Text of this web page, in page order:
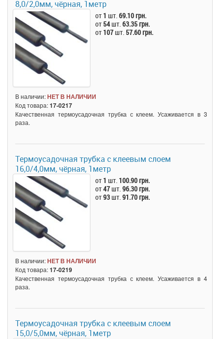
8,0/2,0мм, чёрная, 1метр
от 1 шт.69.10 грн.
от 54шт.63.35 грн.
от 107шт. 57.60 грн.
В наличии:НЕТ В НАЛИЧИИ
Код товара:17-0217
Качественная термоусадочная трубка с клеем. Усаживается в 3
раза.
Термоусадочная трубка c клеевым слоем
16,0/4,0мм, чёрная, 1метр
от 1 шт. 100.90 грн.
от47шт.96.30 грн.
от93шт.91.70 грн.
В наличии:НЕТ В НАЛИЧИИ
Код товара:17-0219
Качественная термоусадочная трубка с клеем. Усаживается в 4
раза.
Термоусадочная трубка c клеевым слоем
15,0/5,0мм, чёрная, 1метр